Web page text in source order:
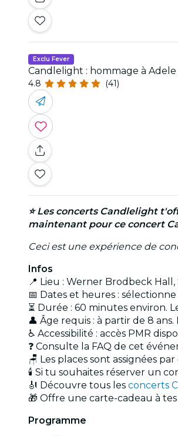
Exclu Fever
Candlelight : hommage à Adele
4.8 (41)
⭐ Les concerts Candlelight
maintenant pour ce concert
Ceci est une expérience de
Infos
📍 Lieu : Werner Brodbeck
📅 Dates et heures :
⏳ Durée : 60 minutes environ.
👤 Âge requis : à partir de 8
♿ Accessibilité : accès PMR
❓ Consulte la FAQ de cet
🪑 Les places sont assignées
🕯️ Si tu souhaites réserver un
🎻 Découvre tous les concerts
🎁 Offre une carte-cadeau à
Programme